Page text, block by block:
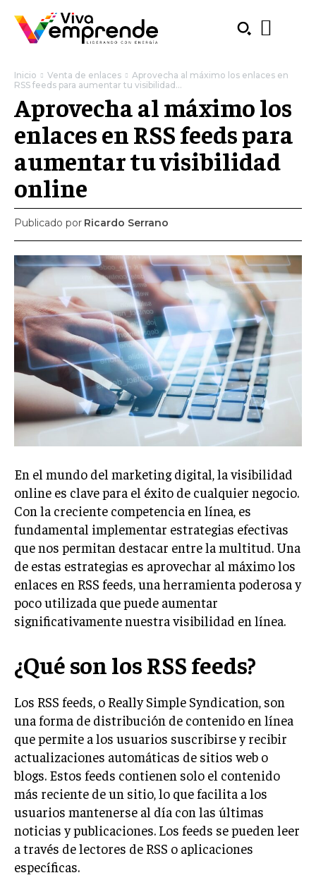
SUBSCRIBE
Welcome to Liberty Case
We have a curated list of the most noteworthy news from all
across the globe. With any subscription plan, you get access
toexclusive articlesthat let you stay ahead of the curve.
Your Profile
PUBLIC OPINION
MARKETING
AGENCIAS DE MARKETING
VENTA DE ENLACES
MARKETING DIGITAL
PUBLICIDAD
VENTAS Y PERSUASIÓN
GESTIÓN DE PRODUCTOS
Inicio Venta de enlaces
Aprovecha al máximo los enlaces en
RSS feeds para aumentar tu visibilidad...
Aprovecha al máximo los
enlaces en RSS feeds para
aumentar tu visibilidad
online
Publicado por Ricardo Serrano
En el mundo del marketing digital, la visibilidad
online es clave para el éxito de cualquier negocio.
Con la creciente competencia en línea, es
fundamental implementar estrategias efectivas
que nos permitan destacar entre la multitud. Una
de estas estrategias es aprovechar al máximo los
enlaces en RSS feeds, una herramienta poderosa y
poco utilizada que puede aumentar
significativamente nuestra visibilidad en línea.
¿Qué son los RSS feeds?
Los RSS feeds, o Really Simple Syndication, son
una forma de distribución de contenido en línea
que permite a los usuarios suscribirse y recibir
actualizaciones automáticas de sitios web o
blogs. Estos feeds contienen solo el contenido
más reciente de un sitio, lo que facilita a los
usuarios mantenerse al día con las últimas
noticias y publicaciones. Los feeds se pueden leer
a través de lectores de RSS o aplicaciones
específicas.